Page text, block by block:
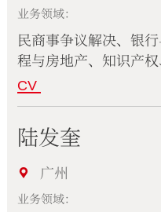
业务领域：
民商事争议解决、银
程与房地产、知识产
CV
陆发奎
广州
业务领域：